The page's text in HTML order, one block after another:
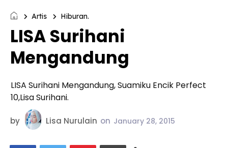
Artis Hiburan.
LISA Surihani
Mengandung
LISA Surihani Mengandung, Suamiku Encik Perfect
10,Lisa Surihani.
by Lisa Nurulain on January 28, 2015